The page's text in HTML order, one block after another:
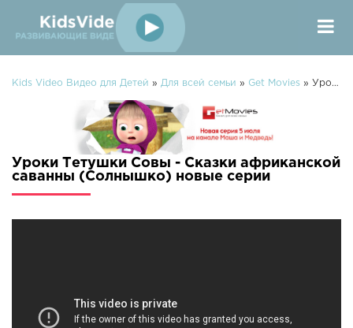
Kids Video Видео для Детей » Для всей семьи » Get Movies » Уроки Тетушки Совы - Сказки африканской саванны (Солнышко)
Уроки Тетушки Совы - Сказки африканской
саванны (Солнышко) новые серии